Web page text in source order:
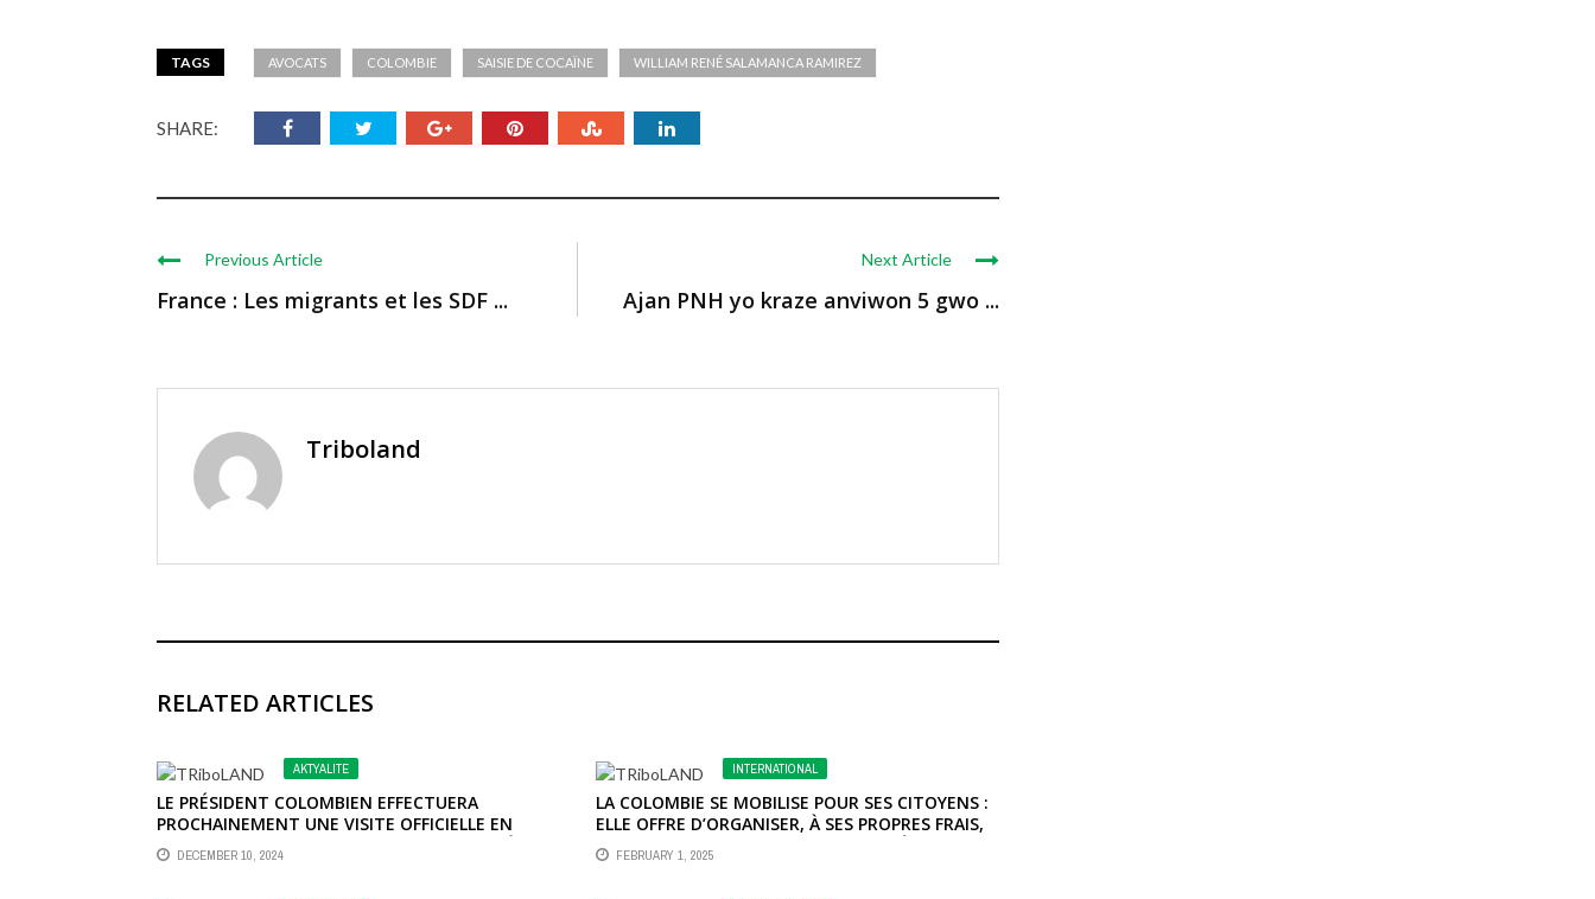
TAGS AVOCATS COLOMBIE SAISIE DE COCAÏNE WILLIAM RENÉ SALAMANCA RAMIREZ
SHARE:
Previous Article
France : Les migrants et les SDF ...
Next Article
Ajan PNH yo kraze anviwon 5 gwo ...
Triboland
RELATED ARTICLES
AKTYALITE
LE PRÉSIDENT COLOMBIEN EFFECTUERA
PROCHAINEMENT UNE VISITE OFFICIELLE EN
HAÏTI DANS LE BUT DE RENDRE HOMMAGE À
ALEXANDRE PÉTION.
DECEMBER 10, 2024
INTERNATIONAL
LA COLOMBIE SE MOBILISE POUR SES CITOYENS :
ELLE OFFRE D’ORGANISER, À SES PROPRES FRAIS,
LE RETOUR DES COLOMBIENS EXPULSÉS DES
ÉTATS-UNIS.
FEBRUARY 1, 2025